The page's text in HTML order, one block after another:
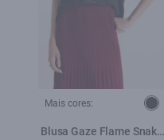
Mais cores:
Blusa Gaze Flame Snake